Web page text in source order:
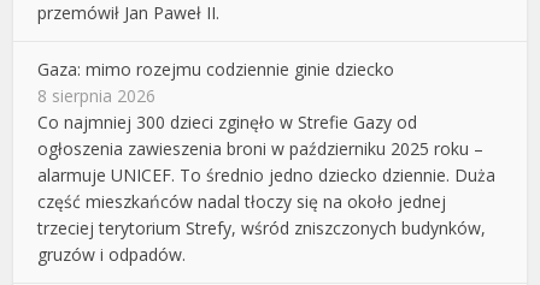
przemówił Jan Paweł II.
Gaza: mimo rozejmu codziennie ginie dziecko
8 sierpnia 2026
Co najmniej 300 dzieci zginęło w Strefie Gazy od
ogłoszenia zawieszenia broni w październiku 2025 roku –
alarmuje UNICEF. To średnio jedno dziecko dziennie. Duża
część mieszkańców nadal tłoczy się na około jednej
trzeciej terytorium Strefy, wśród zniszczonych budynków,
gruzów i odpadów.